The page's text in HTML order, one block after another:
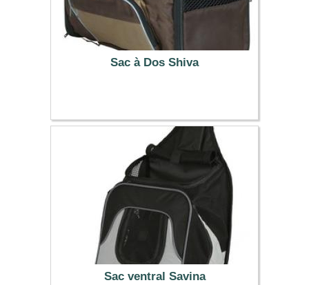
Sac à Dos Shiva
34.99 €
Sac ventral Savina